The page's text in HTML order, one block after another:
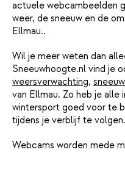
actuele webcambeelden
weer, de sneeuw en de
Ellmau..
Wil je meer weten dan
Sneeuwhoogte.nl vind je
weersverwachting,
van Ellmau. Zo heb je alle
wintersport goed voor te
tijdens je verblijf te volgen.
Webcams worden mede